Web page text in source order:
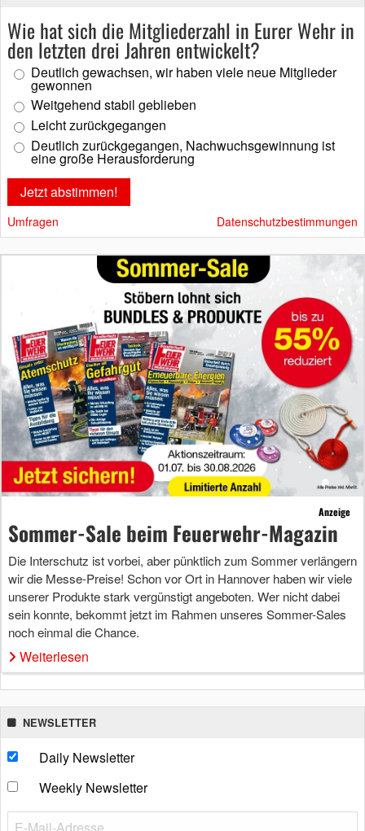
Wie hat sich die Mitgliederzahl in Eurer Wehr in
den letzten drei Jahren entwickelt?
Deutlich gewachsen, wir haben viele neue Mitglieder
gewonnen
Weitgehend stabil geblieben
Leicht zurückgegangen
Deutlich zurückgegangen, Nachwuchsgewinnung ist
eine große Herausforderung
Umfragen Datenschutzbestimmungen
Anzeige
Sommer-Sale beim Feuerwehr-Magazin
Die Interschutz ist vorbei, aber pünktlich zum Sommer verlängern
wir die Messe-Preise! Schon vor Ort in Hannover haben wir viele
unserer Produkte stark vergünstigt angeboten. Wer nicht dabei
sein konnte, bekommt jetzt im Rahmen unseres Sommer-Sales
noch einmal die Chance.
Weiterlesen
NEWSLETTER
Daily Newsletter
Weekly Newsletter